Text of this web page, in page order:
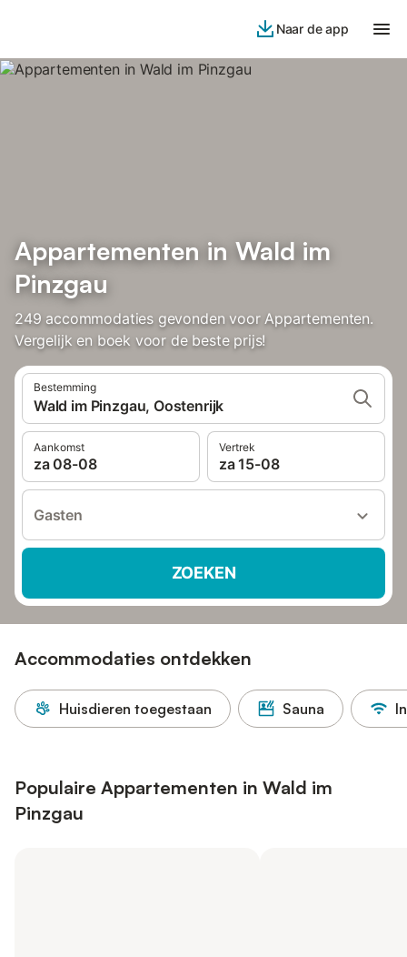
Naar de app
Appartementen in Wald im
Pinzgau
249 accommodaties gevonden voor Appartementen.
Vergelijk en boek voor de beste prijs!
Bestemming
Wald im Pinzgau, Oostenrijk
Aankomst
za 08-08
Vertrek
za 15-08
Gasten
ZOEKEN
Accommodaties ontdekken
Huisdieren toegestaan Sauna
Populaire Appartementen in Wald im
Pinzgau